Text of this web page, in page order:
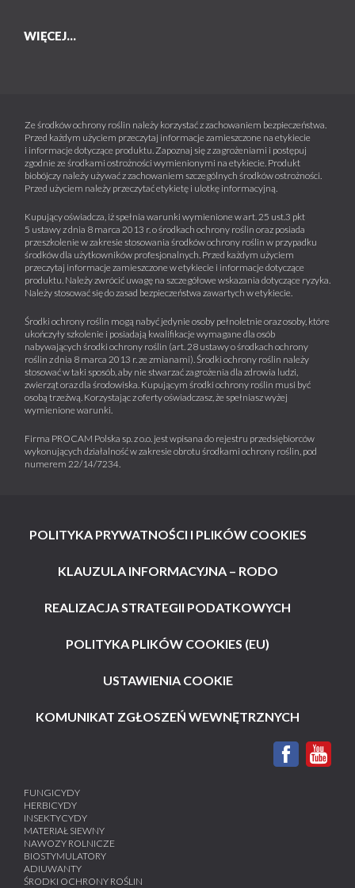
WIĘCEJ...
Ze środków ochrony roślin należy korzystać z zachowaniem bezpieczeństwa.
Przed każdym użyciem przeczytaj informacje zamieszczone na etykiecie
i informacje dotyczące produktu. Zapoznaj się z zagrożeniami i postępuj
zgodnie ze środkami ostrożności wymienionymi na etykiecie. Produkt
biobójczy należy używać z zachowaniem szczególnych środków ostrożności.
Przed użyciem należy przeczytać etykietę i ulotkę informacyjną.
Kupujący oświadcza, iż spełnia warunki wymienione w art. 25 ust.3 pkt
5 ustawy z dnia 8 marca 2013 r. o środkach ochrony roślin oraz posiada
przeszkolenie w zakresie stosowania środków ochrony roślin w przypadku
środków dla użytkowników profesjonalnych. Przed każdym użyciem
przeczytaj informacje zamieszczone w etykiecie i informacje dotyczące
produktu. Należy zwrócić uwagę na szczegółowe wskazania dotyczące ryzyka.
Należy stosować się do zasad bezpieczeństwa zawartych w etykiecie.
Środki ochrony roślin mogą nabyć jedynie osoby pełnoletnie oraz osoby, które
ukończyły szkolenie i posiadają kwalifikacje wymagane dla osób
nabywających środki ochrony roślin (art. 28 ustawy o środkach ochrony
roślin z dnia 8 marca 2013 r. ze zmianami). Środki ochrony roślin należy
stosować w taki sposób, aby nie stwarzać zagrożenia dla zdrowia ludzi,
zwierząt oraz dla środowiska. Kupującym środki ochrony roślin musi być
osobą trzeźwą. Korzystając z oferty oświadczasz, że spełniasz wyżej
wymienione warunki.
Firma PROCAM Polska sp. z o.o. jest wpisana do rejestru przedsiębiorców
wykonujących działalność w zakresie obrotu środkami ochrony roślin, pod
numerem 22/14/7234.
POLITYKA PRYWATNOŚCI I PLIKÓW COOKIES
KLAUZULA INFORMACYJNA – RODO
REALIZACJA STRATEGII PODATKOWYCH
POLITYKA PLIKÓW COOKIES (EU)
USTAWIENIA COOKIE
KOMUNIKAT ZGŁOSZEŃ WEWNĘTRZNYCH
FUNGICYDY
HERBICYDY
INSEKTYCYDY
MATERIAŁ SIEWNY
NAWOZY ROLNICZE
BIOSTYMULATORY
ADIUWANTY
ŚRODKI OCHRONY ROŚLIN